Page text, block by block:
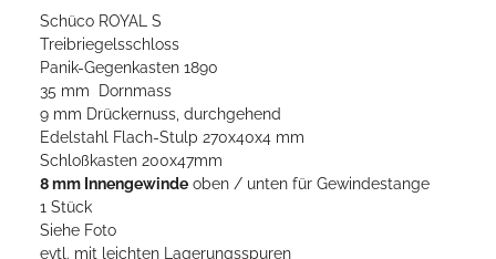
Schüco ROYAL S
Treibriegelsschloss
Panik-Gegenkasten 1890
35 mm Dornmass
9 mm Drückernuss, durchgehend
Edelstahl Flach-Stulp 270x40x4 mm
Schloßkasten 200x47mm
8 mm Innengewinde oben / unten für Gewindestange
1 Stück
Siehe Foto
evtl. mit leichten Lagerungsspuren